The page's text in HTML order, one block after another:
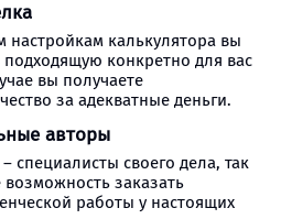
настройкам калькулятора вы
конкретно для вас
вы получаете
за адекватные деньги.
авторы
специалисты своего дела, так
заказать
работы у настоящих